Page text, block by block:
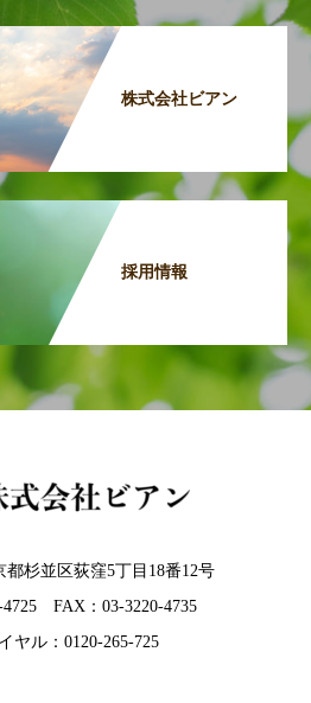
株式会社ビアン
採用情報
杉並区荻窪5丁目18番12号
4725 FAX：03-3220-4735
ヤル：0120-265-725